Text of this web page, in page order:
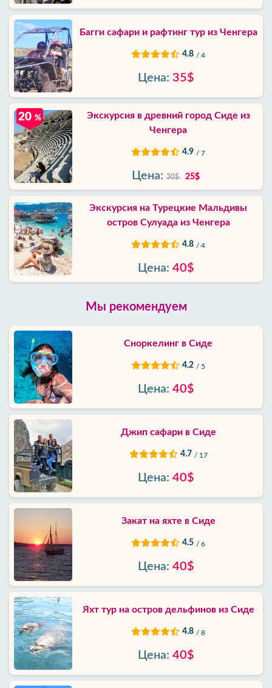
Багги сафари и рафтинг тур из Ченгера
4.8 / 4
Цена: 35$
Экскурсия в древний город Сиде из
Ченгера
4.9 / 7
20 %
Цена: 30$ 25$
Экскурсия на Турецкие Мальдивы
остров Сулуада из Ченгера
4.8 / 4
Цена: 40$
Мы рекомендуем
Сноркелинг в Сиде
4.2 / 5
Цена: 40$
Джип сафари в Сиде
4.7 / 17
Цена: 40$
Закат на яхте в Сиде
4.5 / 6
Цена: 40$
Яхт тур на остров дельфинов из Сиде
4.8 / 8
Цена: 40$